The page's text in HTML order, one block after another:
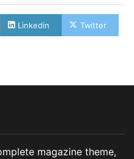
Linkedin Twitter
magazine theme,